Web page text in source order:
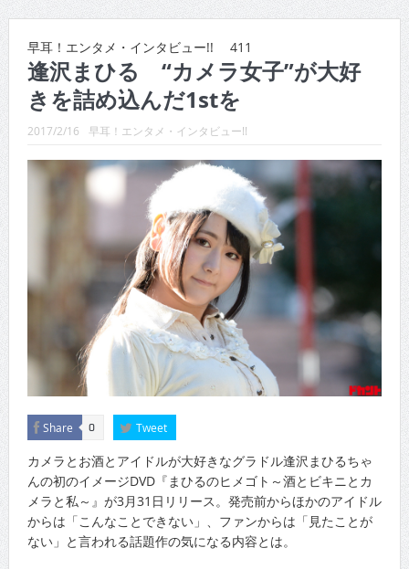
CINEMA×STYLE 289号
CINEMA×STYLE 288号
CINEMA×STYLE 287号
CINEMA×STYLE 286号
CINEMA×STYLE 285号
CINEMA×STYLE 294号
早耳！エンタメ・インタビュー!! 411
逢沢まひる “カメラ女子”が大好
きを詰め込んだ1stを
2017/2/16 早耳！エンタメ・インタビュー!!
Share 0 Tweet
カメラとお酒とアイドルが大好きなグラドル逢沢まひるちゃ
んの初のイメージDVD『まひるのヒメゴト～酒とビキニとカ
メラと私～』が3月31日リリース。発売前からほかのアイドル
からは「こんなことできない」、ファンからは「見たことが
ない」と言われる話題作の気になる内容とは。